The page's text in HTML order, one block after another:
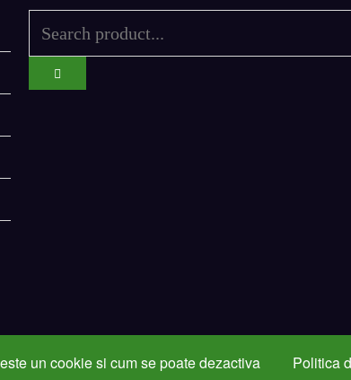
un cookie si cum se poate dezactiva Politica